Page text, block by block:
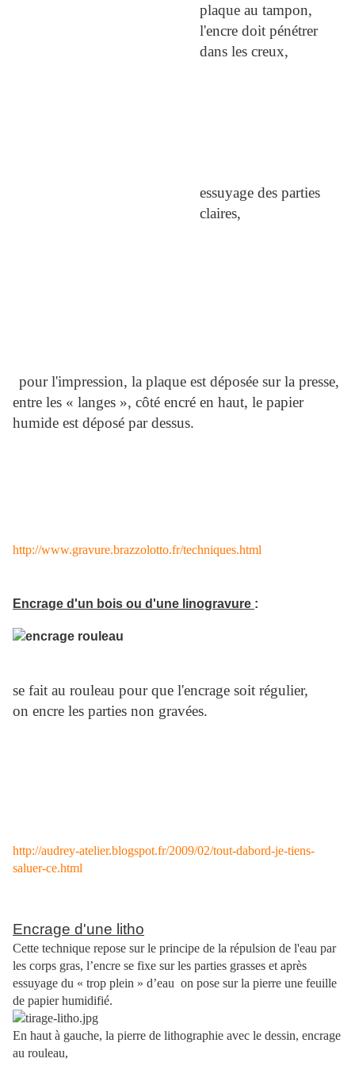
plaque au tampon,
l'encre doit pénétrer
dans les creux,
essuyage des parties
claires,
pour l'impression, la plaque est déposée sur la presse,
entre les « langes », côté encré en haut, le papier
humide est déposé par dessus.
http://www.gravure.brazzolotto.fr/techniques.html
Encrage d'un bois ou d'une linogravure :
se fait au rouleau pour que l'encrage soit régulier,
on encre les parties non gravées.
http://audrey-atelier.blogspot.fr/2009/02/tout-dabord-je-tiens-
saluer-ce.html
Encrage d'une litho
Cette technique repose sur le principe de la répulsion de l'eau par
les corps gras, l’encre se fixe sur les parties grasses et après
essuyage du « trop plein » d’eau on pose sur la pierre une feuille
de papier humidifié.
En haut à gauche, la pierre de lithographie avec le dessin, encrage
au rouleau,